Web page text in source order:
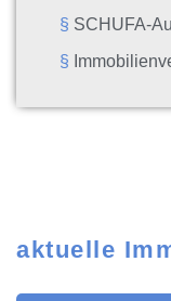
SCHUFA-
aktuelle